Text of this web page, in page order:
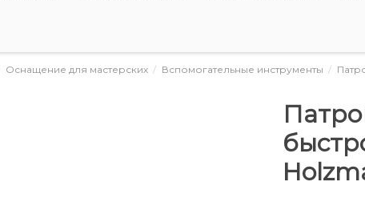
Оснащение для мастерских Вспомогательные инструменты